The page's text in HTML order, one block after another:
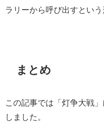
ラリーから呼び出すという
まとめ
この記事では「灯争大戦
しました。